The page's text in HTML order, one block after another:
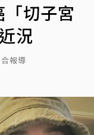
「切子宮
況
報導